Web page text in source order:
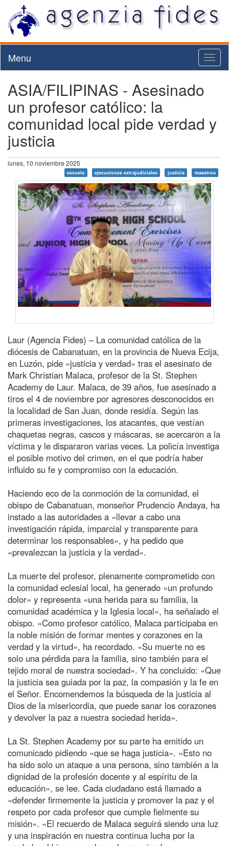
Menu
ASIA/FILIPINAS - Asesinado
un profesor católico: la
comunidad local pide verdad y
justicia
lunes, 10 noviembre 2025
escuela ejecuciones extrajudiciales justicia maestros
Laur (Agencia Fides) – La comunidad católica de la
diócesis de Cabanatuan, en la provincia de Nueva Ecija,
en Luzón, pide «justicia y verdad» tras el asesinato de
Mark Christian Malaca, profesor de la St. Stephen
Academy de Laur. Malaca, de 39 años, fue asesinado a
tiros el 4 de noviembre por agresores desconocidos en
la localidad de San Juan, donde residía. Según las
primeras investigaciones, los atacantes, que vestían
chaquetas negras, cascos y máscaras, se acercaron a la
víctima y le dispararon varias veces. La policía investiga
el posible motivo del crimen, en el que podría haber
influido su fe y compromiso con la educación.
Haciendo eco de la conmoción de la comunidad, el
obispo de Cabanatuan, monseñor Prudencio Andaya, ha
instado a las autoridades a «llevar a cabo una
investigación rápida, imparcial y transparente para
determinar los responsables», y ha pedido que
«prevalezcan la justicia y la verdad».
La muerte del profesor, plenamente comprometido con
la comunidad eclesial local, ha generado «un profundo
dolor» y representa «una herida para su familia, la
comunidad académica y la Iglesia local», ha señalado el
obispo. «Como profesor católico, Malaca participaba en
la noble misión de formar mentes y corazones en la
verdad y la virtud», ha recordado. «Su muerte no es
solo una pérdida para la familia, sino también para el
tejido moral de nuestra sociedad». Y ha concluido: «Que
la justicia sea guiada por la paz, la compasión y la fe en
el Señor. Encomendemos la búsqueda de la justicia al
Dios de la misericordia, que puede sanar los corazones
y devolver la paz a nuestra sociedad herida».
La St. Stephen Academy por su parte ha emitido un
comunicado pidiendo «que se haga justicia». «Esto no
ha sido solo un ataque a una persona, sino también a la
dignidad de la profesión docente y al espíritu de la
educación», se lee. Cada ciudadano está llamado a
«defender firmemente la justicia y promover la paz y el
respeto por cada profesor que cumple fielmente su
misión». «El recuerdo de Malaca seguirá siendo una luz
y una inspiración en nuestra continua lucha por la